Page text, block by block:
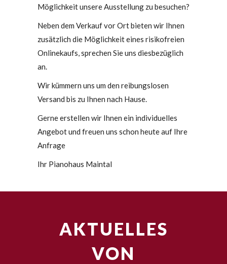
Möglichkeit unsere Ausstellung zu besuchen?
Neben dem Verkauf vor Ort bieten wir Ihnen
zusätzlich die Möglichkeit eines risikofreien
Onlinekaufs, sprechen Sie uns diesbezüglich
an.
Wir kümmern uns um den reibungslosen
Versand bis zu Ihnen nach Hause.
Gerne erstellen wir Ihnen ein individuelles
Angebot und freuen uns schon heute auf Ihre
Anfrage
Ihr Pianohaus Maintal
AKTUELLES
VON